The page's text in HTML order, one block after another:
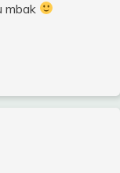
mbak